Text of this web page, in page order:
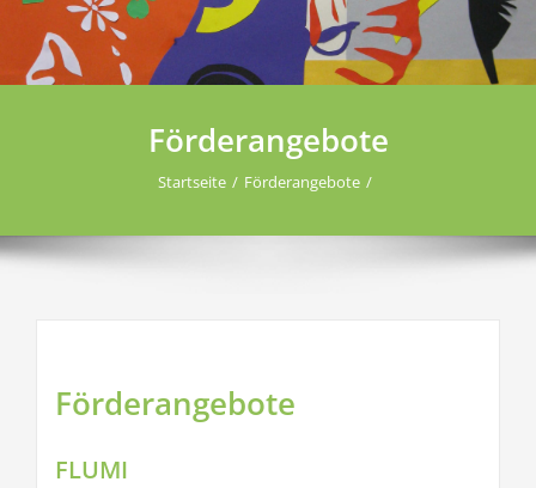
Förderangebote
Startseite Förderangebote
Förderangebote
FLUMI